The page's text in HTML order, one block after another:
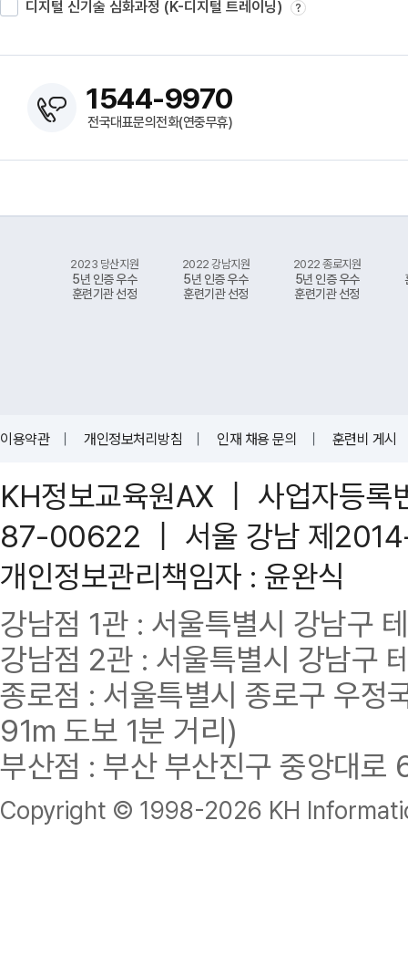
디지털 신기술 심화과정 (K-디지털 트레이닝) ?
1544-9970
전국대표문의전화(연중무휴)
2023 당산지원
5년 인증 우수
훈련기관 선정
2022 강남지원
5년 인증 우수
훈련기관 선정
2022 종로지원
5년 인증 우수
훈련기관 선정
이용약관 개인정보처리방침 인재 채용 문의 훈련비 게시
KH정보교육원AX ｜ 사업자등
87-00622 ｜ 서울 강남 제
개인정보관리책임자 : 윤완식
강남점 1관 : 서울특별시 강남구
강남점 2관 : 서울특별시 강남구
종로점 : 서울특별시 종로구 우
91m 도보 1분 거리)
부산점 : 부산 부산진구 중앙대
Copyright © 1998-2026 KH